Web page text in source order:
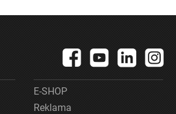
E-SHOP
Reklama